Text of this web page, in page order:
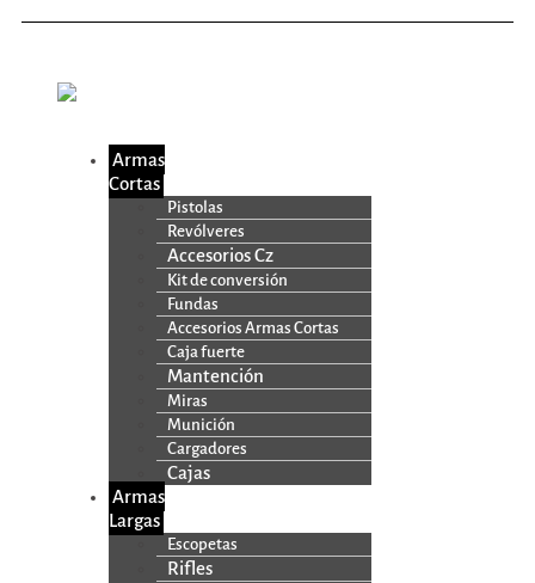
Armas
Cortas
Pistolas
Revólveres
Accesorios Cz
Kit de conversión
Fundas
Accesorios Armas Cortas
Caja fuerte
Mantención
Miras
Munición
Cargadores
Cajas
Armas
Largas
Escopetas
Rifles